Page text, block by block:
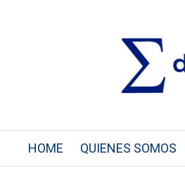
HOME QUIENES SOMOS